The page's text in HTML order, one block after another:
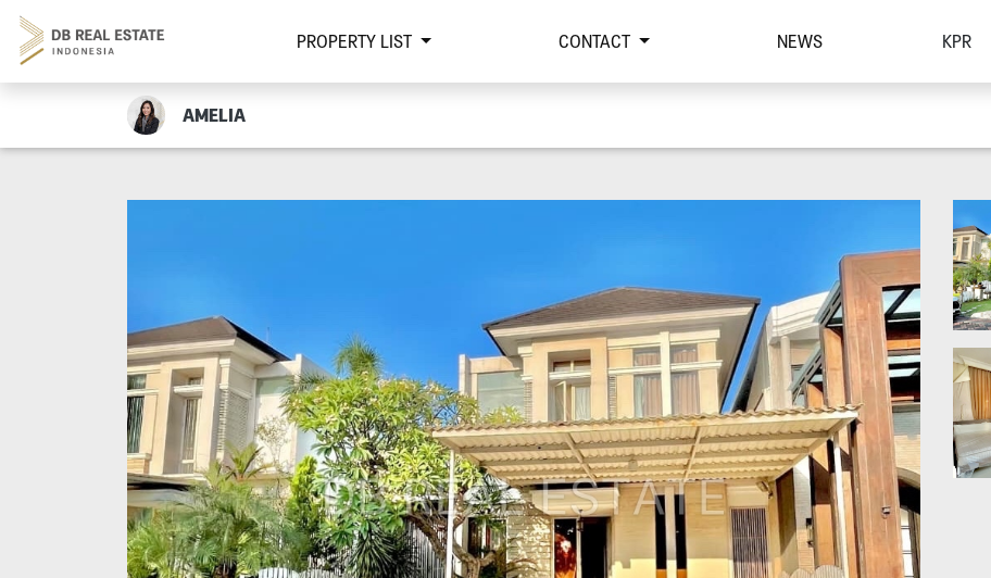
PROPERTY LIST CONTACT NEWS KPR
AMELIA